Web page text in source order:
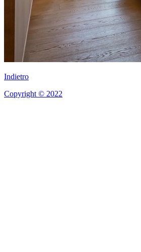
Indietro
Copyright © 2022